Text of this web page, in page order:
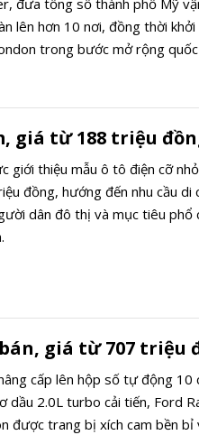
đưa tổng số thành phố Mỹ
lên hơn 10 nơi, đồng thời
trong bước mở rộng
giá từ 188 triệu
giới thiệu mẫu ô tô điện cỡ
đồng, hướng đến nhu cầu di
dân đô thị và mục tiêu phổ
giá từ 707 triệu
cấp lên hộp số tự động 10
dầu 2.0L turbo cải tiến, Ford
được trang bị xích cam bền bỉ